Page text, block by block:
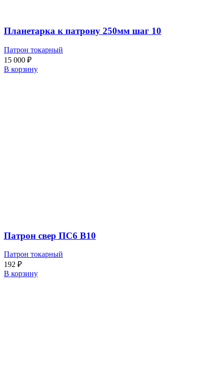
Планетарка к патрону 250мм шаг 10
Патрон токарный
15 000 ₽
В корзину
Патрон свер ПС6 В10
Патрон токарный
192 ₽
В корзину